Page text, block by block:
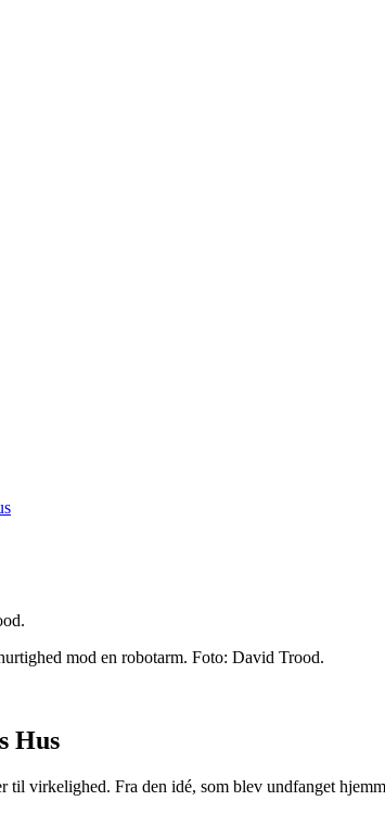
mod en robotarm. Foto: David Trood.
Hus
til virkelighed. Fra den idé, som blev undfanget